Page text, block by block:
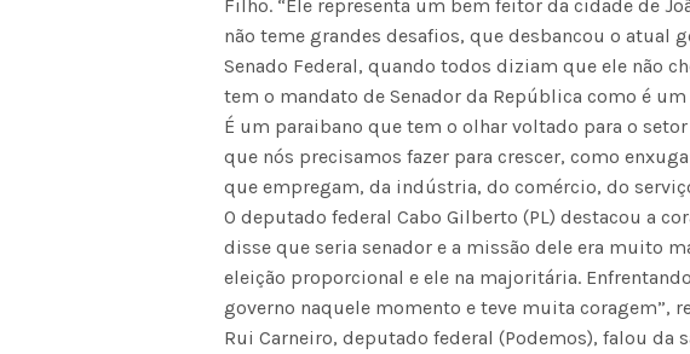
Filho. “Ele representa um bem feitor da cidade de
não teme grandes desafios, que desbancou o atual
Senado Federal, quando todos diziam que ele não
tem o mandato de Senador da República como é
É um paraibano que tem o olhar voltado para o
que nós precisamos fazer para crescer, como
que empregam, da indústria, do comércio, do
O deputado federal Cabo Gilberto (PL) destacou a
disse que seria senador e a missão dele era muito
eleição proporcional e ele na majoritária.
governo naquele momento e teve muita coragem”,
Rui Carneiro, deputado federal (Podemos), falou da